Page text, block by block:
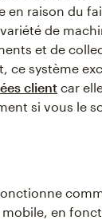
en raison du
de
et de
ce système
client car
si vous le
en